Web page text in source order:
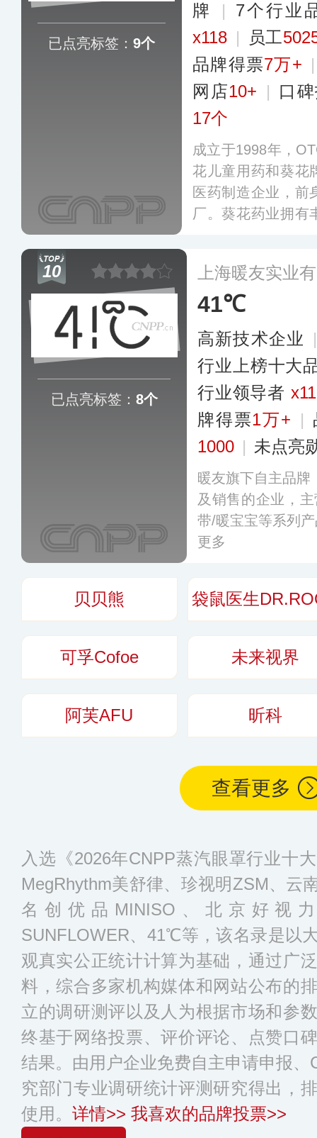
已点亮标签： 9个
牌
|
7个行业
x118 | 员工
品牌得票7万+
网店10+ | 口
17个
成立于1998年，
花儿童用药和葵花
医药制造企业，前
厂。葵花药业拥有
局，在业界和消
知度。更多
10
已点亮标签： 8个
上海暖友实业
41℃
高新技术企业
行业上榜十大
行业领导者
牌得票1万+ |
1000 | 未点亮
暖友旗下自主品牌
及销售的企业，
带/暖宝宝等系列
更多
贝贝熊 袋鼠医生
可孚Cofoe 未来视界
阿芙AFU 昕科
查看更多
入选《2026年CNPP蒸汽眼罩行业十
MegRhythm美舒律、珍视明ZSM、云
名创优品MINISO、北京好视
SUNFLOWER、41℃等，该名录是以
观真实公正统计计算为基础，通过广
料，综合多家机构媒体和网站公布的
立的调研测评以及人为根据市场和参
终基于网络投票、评价评论、点赞口
结果。由用户企业免费自主申请申报
究部门专业调研统计评测研究得出，
使用。 详情>> 我喜欢的品牌投票>>